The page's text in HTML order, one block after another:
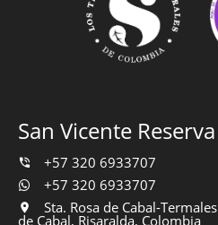
San Vicente
+57 320 6933707
+57 320 6933707
Sta. Rosa de Cabal-
de Cabal, Risaralda, Colombia